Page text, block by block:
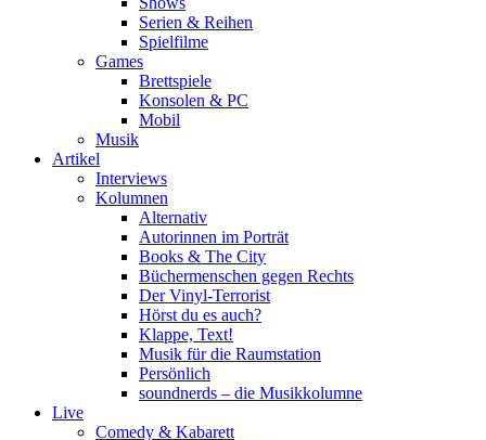
Serien & Reihen
Spielfilme
Games
Brettspiele
Konsolen & PC
Mobil
Musik
Artikel
Interviews
Kolumnen
Alternativ
Autorinnen im Porträt
Books & The City
Büchermenschen gegen Rechts
Der Vinyl-Terrorist
Hörst du es auch?
Klappe, Text!
Musik für die Raumstation
Persönlich
soundnerds – die Musikkolumne
Live
Comedy & Kabarett